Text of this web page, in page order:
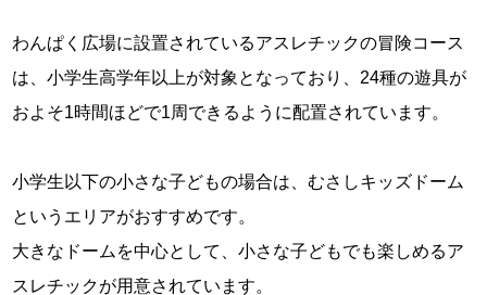
わんぱく広場に設置されているアスレチックの冒険コース
は、小学生高学年以上が対象となっており、24種の遊具が
およそ1時間ほどで1周できるように配置されています。
小学生以下の小さな子どもの場合は、むさしキッズドーム
というエリアがおすすめです。
大きなドームを中心として、小さな子どもでも楽しめるア
スレチックが用意されています。